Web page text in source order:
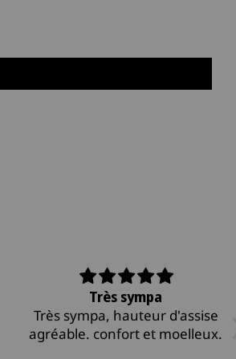
Très sympa
Très sympa, hauteur d'assise
agréable. confort et moelleux.